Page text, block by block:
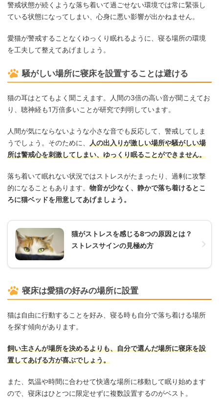
警戒状態が続くような落ち着いて過ごせない環境では常に緊張し
ている状態になってしまい、心身に悪い影響が出かねません。
愛猫が警戒することなくゆっくり眠れるように、寝る場所の環境
を工夫して整えてあげましょう。
騒がしい場所に寝床を設置することは避ける
猫の耳はとてもよく聞こえます。人間の3倍の高い音が聞こえてお
り、聴神経も1万倍多いことが研究で判明しています。
人間が気にならないような小さな音でも反応して、警戒してしま
うでしょう。そのために、 人の出入りが激しい場所や騒がしい場
所は警戒心を刺激してしまい、ゆっくり眠ることができません。
落ち着いて眠れない状況ではストレスがたまったり、過剰に攻撃
的になることもあります。 物音が少なく、静かで落ち着けるとこ
ろに猫ベッドを用意してあげましょう。
猫がストレスを感じる8つの原因とは？
ストレスサインの見極め方
寝床は愛猫の好みの場所に設置
猫は自由に行動することを好み、寝る時も自分で落ち着ける場所
を探す傾向があります。
飼い主さんが場所を決めるよりも、自分で選んだ場所に寝床を設
置してあげる方が喜ぶでしょう。
また、気温や時間に合わせて快適な場所に移動して眠り始めます
ので、寝床はひとつに限定せずに複数設置するのがベスト。